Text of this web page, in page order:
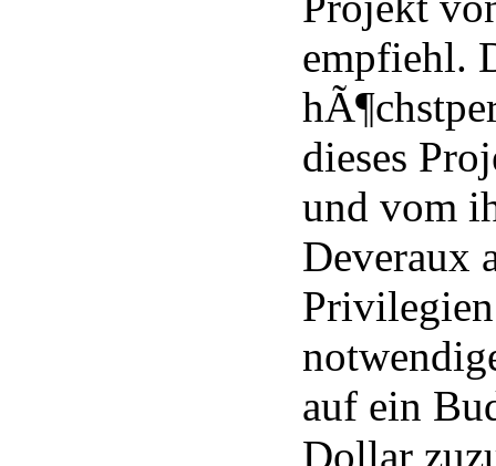
empfiehl.
dieses
und vom
Deveraux
auf ein
Dollar